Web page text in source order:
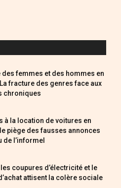
des femmes et des hommes en
fracture des genres face aux
chroniques
à la location de voitures en
piège des fausses annonces
de l’informel
les coupures d’électricité et le
attisent la colère sociale